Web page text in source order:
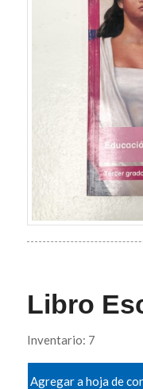
Libro
Inventario: 7
Agregar a hoja de